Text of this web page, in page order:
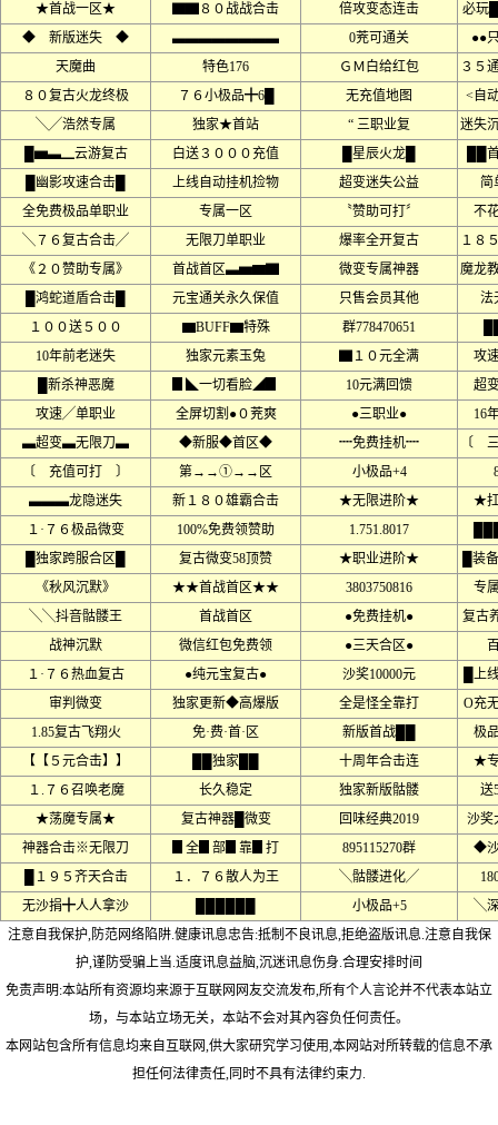
★首战一区★
▇▇８０战战合击 倍攻变态连击
必玩
◆ 新版迷失 ◆
▃▃▃▃▃▃▃▃ 0茺可通关
●●
天魔曲
特色176 ＧＭ白给红包
３５
８０复古火龙终极
７６小极品╋6█ 无充值地图
<自
╲╱浩然专属
独家★首站 “ 三职业复
迷失
█▅▃▁云游复古
白送３０００充值 █星辰火龙█
██
█幽影攻速合击█
上线自动挂机捡物 超变迷失公益
简
全免费极品单职业
专属一区 〝赞助可打〞
不
╲７６复古合击╱
无限刀单职业 爆率全开复古
１８
《２０赞助专属》
首战首区▃▅▆▇ 微变专属神器
魔龙
█鸿蛇道盾合击█
元宝通关永久保值 只售会员其他
法
１００送５００
▆BUFF▆特殊 群778470651
10年前老迷失
独家元素玉兔 ▇１０元全满
攻
█新杀神恶魔
▊◣一切看脸◢▊ 10元满回馈
超
攻速╱单职业
全屏切割●０茺爽 ●三职业●
16
▃超变▃无限刀▃
◆新服◆首区◆ ┉免费挂机┉
〔
〔 充值可打 〕
第→→①→→区 小极品+4
▃▃▃龙隐迷失
新１８０雄霸合击 ★无限进阶★
★
１·７６极品微变
100%免费领赞助 1.751.8017
█独家跨服合区█
复古微变58顶赞 ★职业进阶★
█装
《秋风沉默》
★★首战首区★★ 3803750816
专
╲╲抖音骷髅王
首战首区 ●免费挂机●
复古
战神沉默
微信红包免费领 ●三天合区●
１·７６热血复古
●纯元宝复古● 沙奖10000元
█上
审判微变
独家更新◆高爆版 全是怪全靠打
O充
1.85复古飞翔火
免·费·首·区 新版首战██
极
【【５元合击】】
██独家██ 十周年合击连
★
１.７６召唤老魔
长久稳定 独家新版骷髅
送
★荡魔专属★
复古神器█微变 回味经典2019
沙奖
神器合击※无限刀
▊全▊部▊靠▊打 895115270群
◆
█１９５齐天合击
１．７６散人为王 ╲骷髅进化╱
无沙捐╋人人拿沙
小极品+5
╲
注意自我保护,防范网络陷阱.健康讯息忠告:抵制不良讯息,拒绝盗版讯息.注意自我保
护,谨防受骗上当.适度讯息益脑,沉迷讯息伤身.合理安排时间
免责声明:本站所有资源均来源于互联网网友交流发布,所有个人言论并不代表本站立
场，与本站立场无关，本站不会对其內容负任何责任。
本网站包含所有信息均来自互联网,供大家研究学习使用,本网站对所转载的信息不承
担任何法律责任,同时不具有法律约束力.